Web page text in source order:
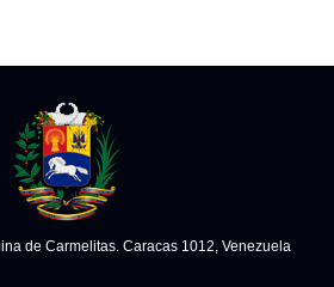
de Carmelitas. Caracas 1012, Venezuela